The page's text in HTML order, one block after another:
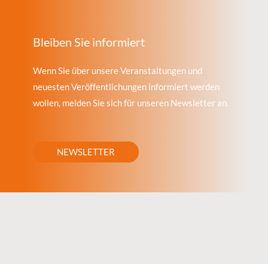
Bleiben Sie informiert
Wenn Sie über unsere Veranstaltungen und
neuesten Veröffentlichungen informiert werden
wollen, melden Sie sich für unseren Newsletter an.
NEWSLETTER